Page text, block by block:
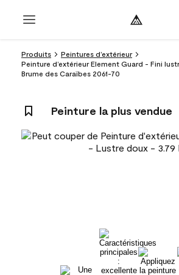
Produits
Peintures d’extérieur
Peinture d’extérieur Element Guard - Fini
Brume des Caraïbes 2061-70
Peinture la plus vendue